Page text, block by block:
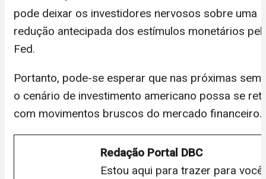
pode deixar os investidores nervosos sobre uma
redução antecipada dos estímulos monetários
Fed.
Portanto, pode-se esperar que nas próximas
o cenário de investimento americano possa se
com movimentos bruscos do mercado financeiro.
Redação Portal DBC
Estou aqui para trazer para você